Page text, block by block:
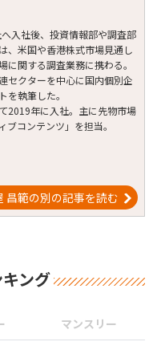
入社後、投資情報部や調査部
、米国や香港株式市場見通し
に関する調査業務に携わる。
セクターを中心に国内個別企
を執筆した。
2019年に入社。主に先物市場
ブコンテンツ」を担当。
昌範の別の記事を読む
ング
マンスリー